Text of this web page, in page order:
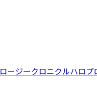
ロージークロニクルハロプ